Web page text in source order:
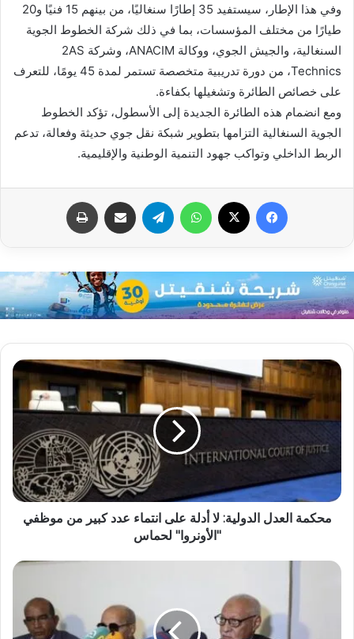
وفي هذا الإطار، سيستفيد 35 إطارًا سنغاليًا، من بينهم 15 فنيًا و20
طيارًا من مختلف المؤسسات، بما في ذلك شركة الخطوط الجوية
السنغالية، والجيش الجوي، ووكالة ANACIM، وشركة 2AS
Technics، من دورة تدريبية متخصصة تستمر لمدة 45 يومًا، للتعرف
على خصائص الطائرة وتشغيلها بكفاءة.
ومع انضمام هذه الطائرة الجديدة إلى الأسطول، تؤكد الخطوط
الجوية السنغالية التزامها بتطوير شبكة نقل جوي حديثة وفعالة، تدعم
الربط الداخلي وتواكب جهود التنمية الوطنية والإقليمية.
فيسبوك واتساب تيلقرام مشاركة عبر البريد
محكمة العدل الدولية: لا أدلة على انتماء عدد كبير من موظفي
"الأونروا" لحماس